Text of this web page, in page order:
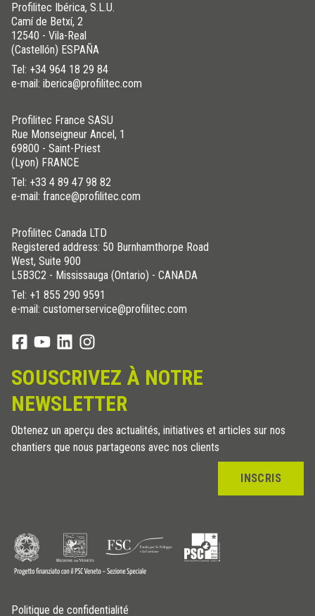
Profilitec Ibérica, S.L.U.
Camí de Betxí, 2
12540 - Vila-Real
(Castellón) ESPAÑA
Tel: +34 964 18 29 84
e-mail: iberica@profilitec.com
Profilitec France SASU
Rue Monseigneur Ancel, 1
69800 - Saint-Priest
(Lyon) FRANCE
Tel: +33 4 89 47 98 82
e-mail: france@profilitec.com
Profilitec Canada LTD
Registered address: 50 Burnhamthorpe Road
West, Suite 900
L5B3C2 - Mississauga (Ontario) - CANADA
Tel: +1 855 290 9591
e-mail: customerservice@profilitec.com
SOUSCRIVEZ À NOTRE
NEWSLETTER
Obtenez un aperçu des actualités, initiatives et articles sur nos
chantiers que nous partageons avec nos clients
INSCRIS
Politique de confidentialité